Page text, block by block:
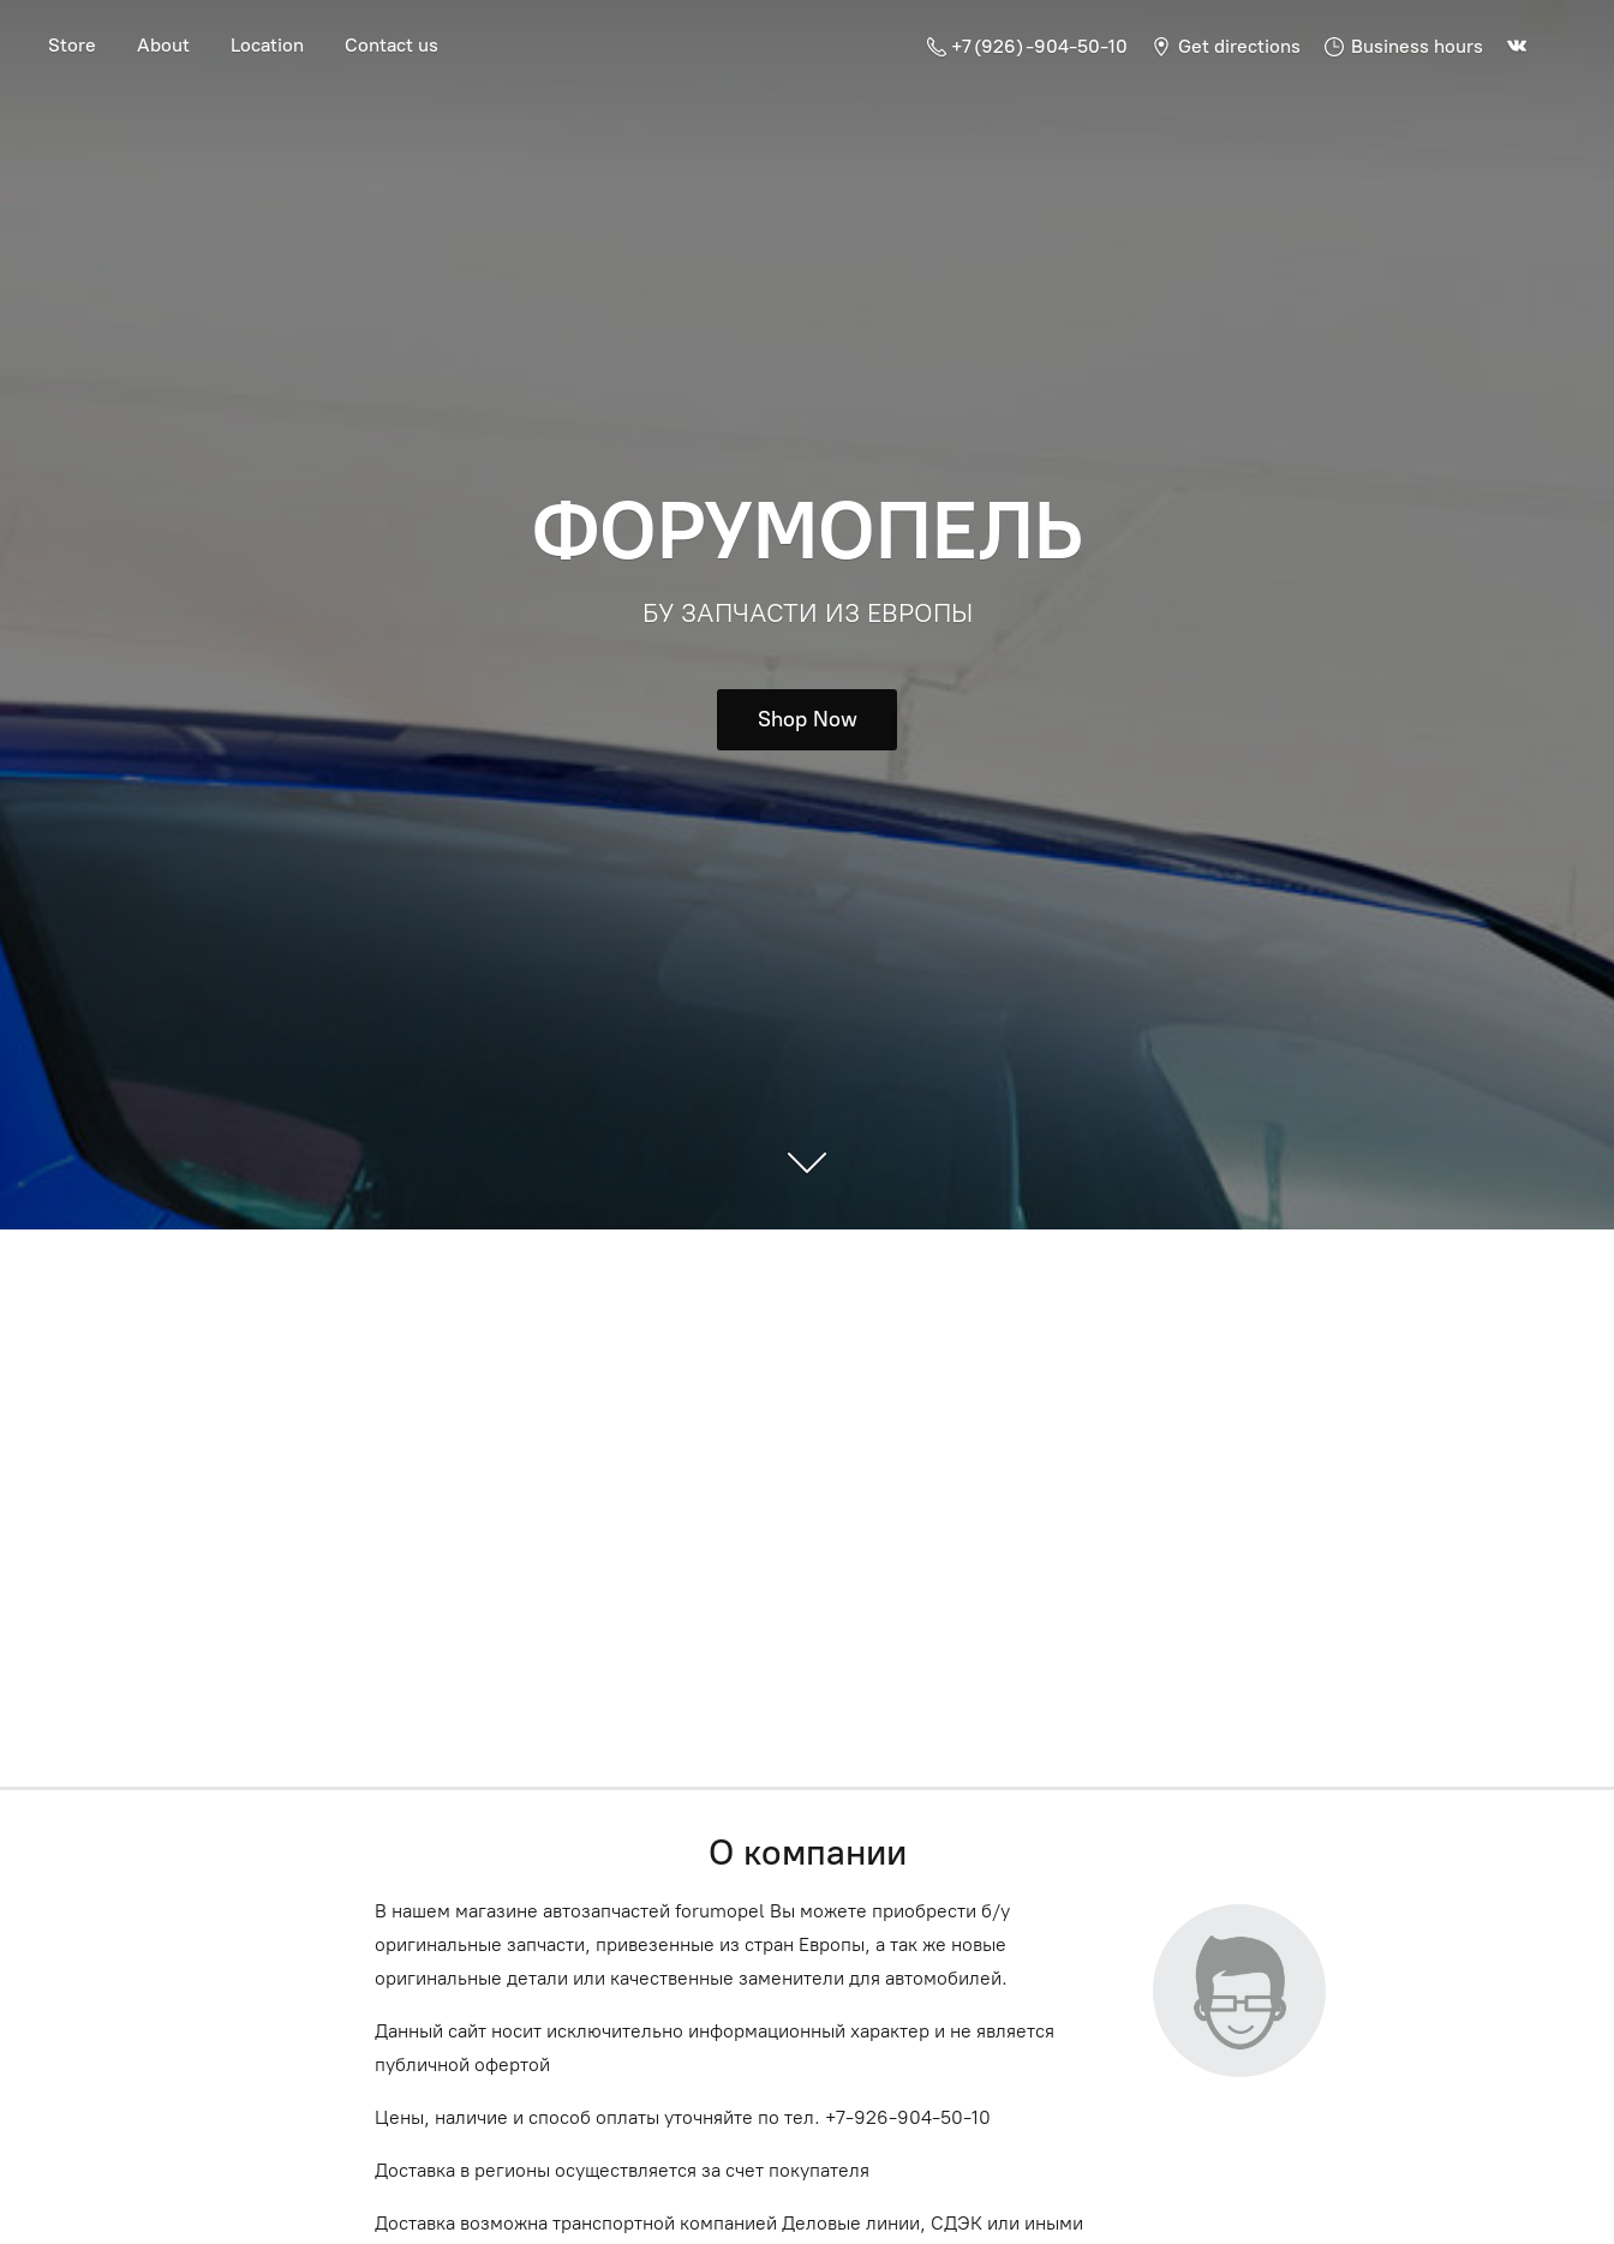
Store About Location Contact us +7 (926) -904-50-10 Get directions Business hours
ФОРУМОПЕЛЬ
БУ ЗАПЧАСТИ ИЗ ЕВРОПЫ
Shop Now
О компании
В нашем магазине автозапчастей forumopel Вы можете приобрести б/у
оригинальные запчасти, привезенные из стран Европы, а так же новые
оригинальные детали или качественные заменители для автомобилей.
Данный сайт носит исключительно информационный характер и не является
публичной офертой
Цены, наличие и способ оплаты уточняйте по тел. +7-926-904-50-10
Доставка в регионы осуществляется за счет покупателя
Доставка возможна транспортной компанией Деловые линии, СДЭК или иными